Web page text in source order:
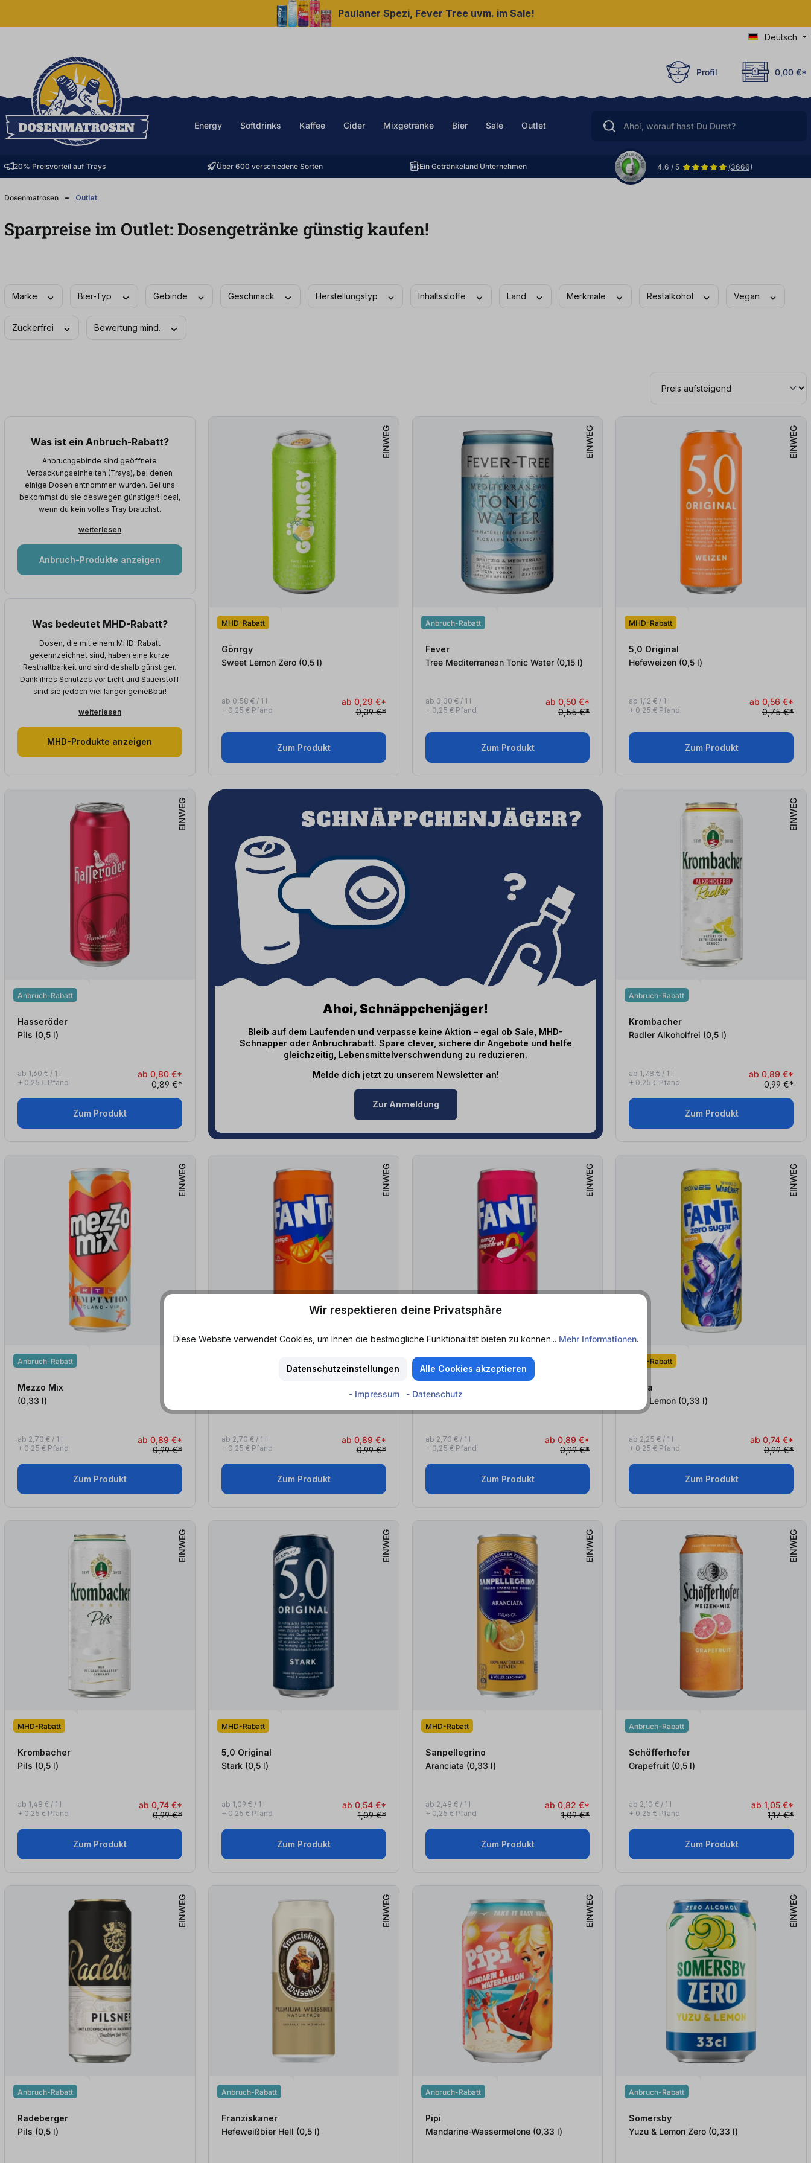
Paulaner Spezi, Fever Tree uvm. im Sale!
Deutsch
Profil 0,00 €*
Energy Softdrinks Kaffee Cider Mixgetränke Bier Sale Outlet
20% Preisvorteil auf Trays Über 600 verschiedene Sorten Ein Getränkeland Unternehmen 4.6 / 5 (3666)
Dosenmatrosen Outlet
Sparpreise im Outlet: Dosengetränke günstig kaufen!
Marke Bier-Typ Gebinde Geschmack Herstellungstyp Inhaltsstoffe Land Merkmale Restalkohol Vegan
Zuckerfrei Bewertung mind.
Was ist ein Anbruch-Rabatt?
Anbruchgebinde sind geöffnete
Verpackungseinheiten (Trays), bei denen
einige Dosen entnommen wurden. Bei uns
bekommst du sie deswegen günstiger! Ideal,
wenn du kein volles Tray brauchst.
weiterlesen
Anbruch-Produkte anzeigen
Was bedeutet MHD-Rabatt?
Dosen, die mit einem MHD-Rabatt
gekennzeichnet sind, haben eine kurze
Resthaltbarkeit und sind deshalb günstiger.
Dank ihres Schutzes vor Licht und Sauerstoff
sind sie jedoch viel länger genießbar!
weiterlesen
MHD-Produkte anzeigen
Ahoi, Schnäppchenjäger!
Bleib auf dem Laufenden und verpasse keine Aktion – egal ob Sale, MHD-
Schnapper oder Anbruchrabatt. Spare clever, sichere dir Angebote und helfe
gleichzeitig, Lebensmittelverschwendung zu reduzieren.
Melde dich jetzt zu unserem Newsletter an!
Zur Anmeldung
EINWEG
MHD-Rabatt
Gönrgy
Sweet Lemon Zero (0,5 l)
ab 0,58 € / 1 l
+ 0,25 € Pfand
ab 0,29 €*
0,39 €*
Zum Produkt
EINWEG
Anbruch-Rabatt
Fever
Tree Mediterranean Tonic Water (0,15 l)
ab 3,30 € / 1 l
+ 0,25 € Pfand
ab 0,50 €*
0,55 €*
Zum Produkt
EINWEG
MHD-Rabatt
5,0 Original
Hefeweizen (0,5 l)
ab 1,12 € / 1 l
+ 0,25 € Pfand
ab 0,56 €*
0,75 €*
Zum Produkt
EINWEG
Anbruch-Rabatt
Hasseröder
Pils (0,5 l)
ab 1,60 € / 1 l
+ 0,25 € Pfand
ab 0,80 €*
0,89 €*
Zum Produkt
EINWEG
Anbruch-Rabatt
Krombacher
Radler Alkoholfrei (0,5 l)
ab 1,78 € / 1 l
+ 0,25 € Pfand
ab 0,89 €*
0,99 €*
Zum Produkt
EINWEG
Anbruch-Rabatt
Mezzo Mix
(0,33 l)
ab 2,70 € / 1 l
+ 0,25 € Pfand
ab 0,89 €*
0,99 €*
Zum Produkt
EINWEG
ab 2,70 € / 1 l
+ 0,25 € Pfand
ab 0,89 €*
0,99 €*
Zum Produkt
EINWEG
ab 2,70 € / 1 l
+ 0,25 € Pfand
ab 0,89 €*
0,99 €*
Zum Produkt
EINWEG
MHD-Rabatt
Fanta
Zero Lemon (0,33 l)
ab 2,25 € / 1 l
+ 0,25 € Pfand
ab 0,74 €*
0,99 €*
Zum Produkt
EINWEG
MHD-Rabatt
Krombacher
Pils (0,5 l)
ab 1,48 € / 1 l
+ 0,25 € Pfand
ab 0,74 €*
0,99 €*
Zum Produkt
EINWEG
MHD-Rabatt
5,0 Original
Stark (0,5 l)
ab 1,09 € / 1 l
+ 0,25 € Pfand
ab 0,54 €*
1,09 €*
Zum Produkt
EINWEG
MHD-Rabatt
Sanpellegrino
Aranciata (0,33 l)
ab 2,48 € / 1 l
+ 0,25 € Pfand
ab 0,82 €*
1,09 €*
Zum Produkt
EINWEG
Anbruch-Rabatt
Schöfferhofer
Grapefruit (0,5 l)
ab 2,10 € / 1 l
+ 0,25 € Pfand
ab 1,05 €*
1,17 €*
Zum Produkt
EINWEG
Anbruch-Rabatt
Radeberger
Pils (0,5 l)
EINWEG
Anbruch-Rabatt
Franziskaner
Hefeweißbier Hell (0,5 l)
EINWEG
Anbruch-Rabatt
Pipi
Mandarine-Wassermelone (0,33 l)
EINWEG
Anbruch-Rabatt
Somersby
Yuzu & Lemon Zero (0,33 l)
Wir respektieren deine Privatsphäre
Diese Website verwendet Cookies, um Ihnen die bestmögliche Funktionalität bieten zu können... Mehr Informationen.
Datenschutzeinstellungen Alle Cookies akzeptieren
- Impressum - Datenschutz